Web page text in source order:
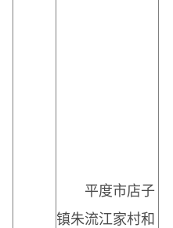
平度市店子
镇朱流江家村和